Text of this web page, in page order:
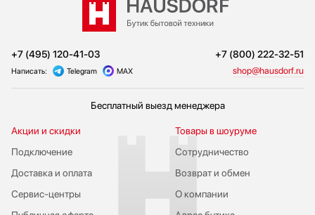
+7 (495) 120-41-03 +7 (800) 222-32-51
Написать: Telegram MAX shop@hausdorf.ru
Бесплатный выезд менеджера
Акции и скидки
Подключение
Сервис-центры
Доставка и оплата
Сотрудничество
Возврат и обмен
Товары в шоуруме
О компании